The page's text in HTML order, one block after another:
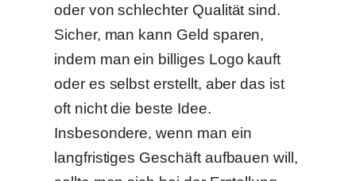
oder von schlechter Qualität sind.
Sicher, man kann Geld sparen,
indem man ein billiges Logo kauft
oder es selbst erstellt, aber das ist
oft nicht die beste Idee.
Insbesondere, wenn man ein
langfristiges Geschäft aufbauen will,